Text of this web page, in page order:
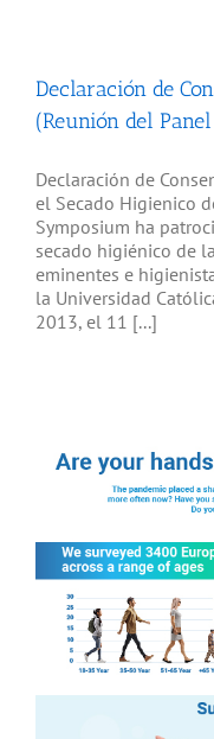
Declaración de
(Reunión del
Declaración de
el Secado Higienico
Symposium ha
secado higiénico de
eminentes e
la Universidad
2013, el 11 [...]